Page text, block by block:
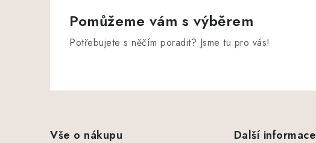
Pomůžeme vám s výběrem
Potřebujete s něčím poradit? Jsme tu pro vás!
Vše o nákupu Další informace